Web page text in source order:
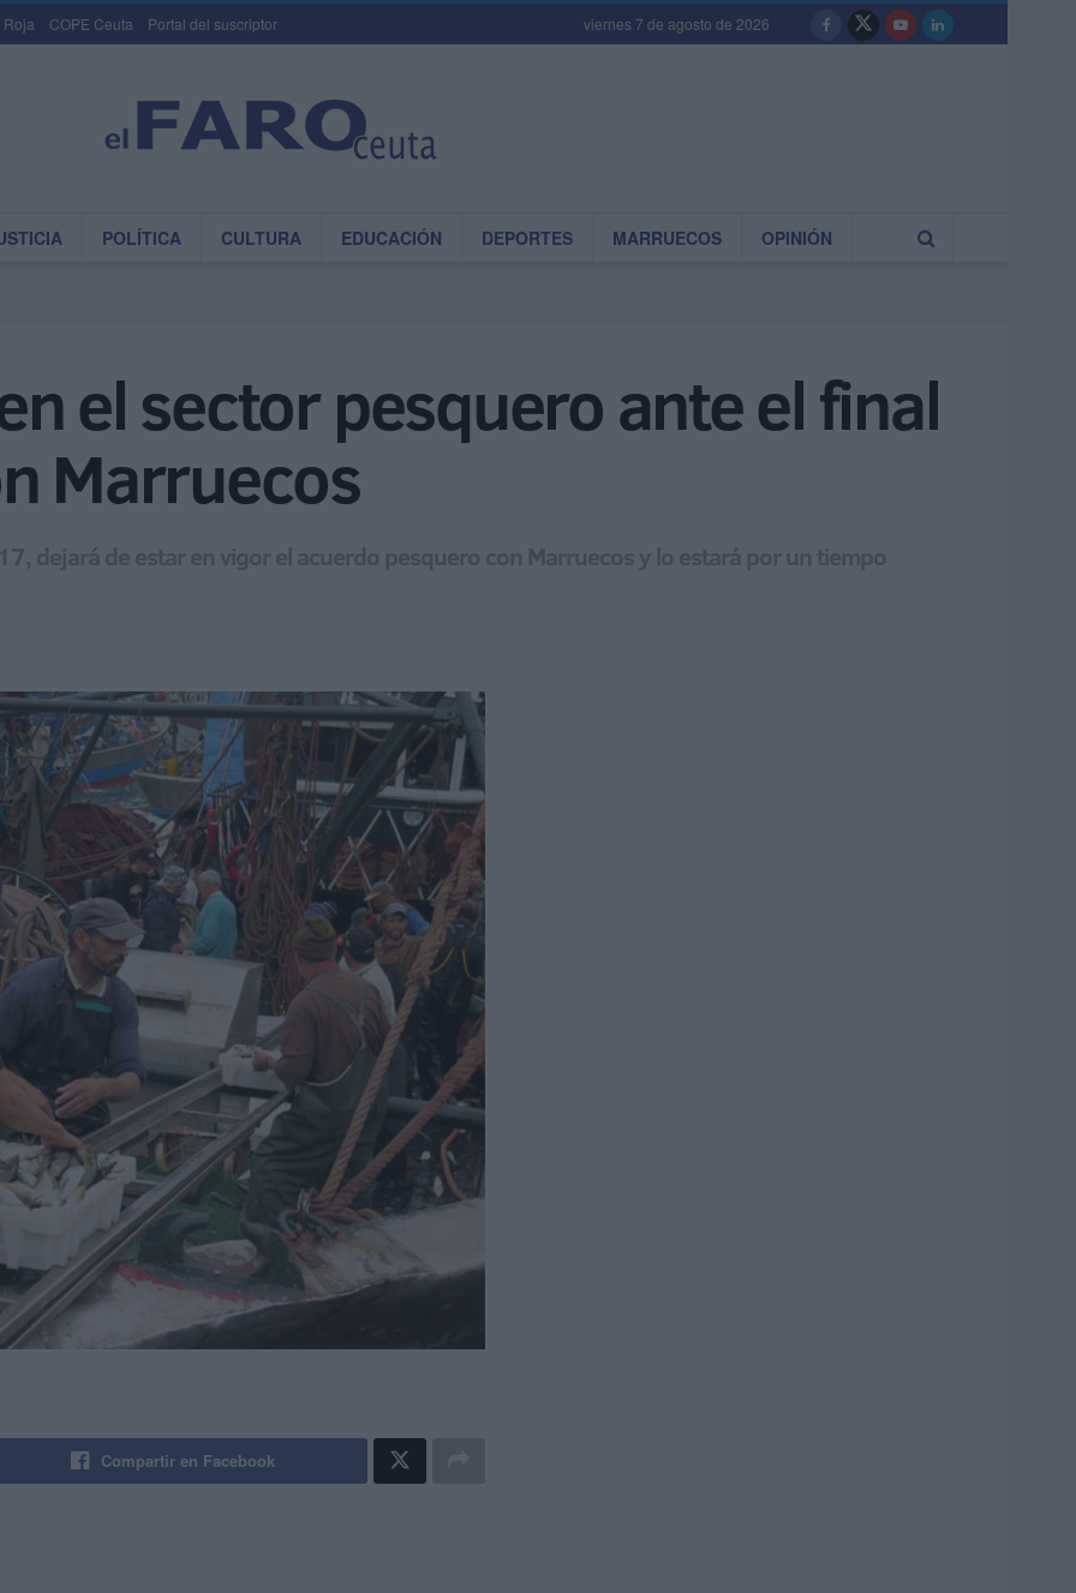
Roja COPE Ceuta Portal del suscriptor viernes 7 de agosto de 2026
POLÍTICA CULTURA EDUCACIÓN DEPORTES MARRUECOS OPINIÓN
el sector pesquero ante el final
Marruecos
dejará de estar en vigor el acuerdo pesquero con Marruecos y lo estará por un tiempo
Compartir en Facebook